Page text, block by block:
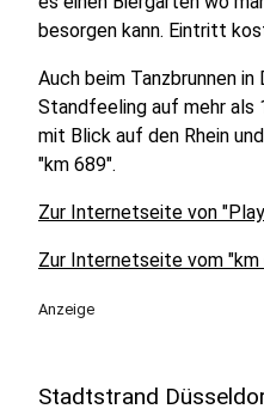
besorgen kann. Eintritt
Auch beim Tanzbrunnen
Standfeeling auf mehr als
mit Blick auf den Rhein
"km 689".
Zur Internetseite von
Zur Internetseite vom "km
Anzeige
Stadtstrand